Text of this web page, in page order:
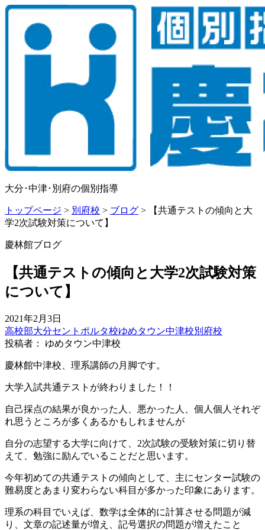
大分･中津･別府の個別指導
トップページ > 別府校 > ブログ >
【共通テストの傾向と大
学2次試験対策について】
慶林館ブログ
【共通テストの傾向と大学2次試験対策
について】
2021年2月3日
高校部大分セントポルタ校ゆめタウン中津校別府校
投稿者： ゆめタウン中津校
慶林館中津校、理系講師の月脚です。
大学入試共通テストが終わりました！！
自己採点の結果が良かった人、悪かった人、個人個人それぞ
れ思うところが多くあるかもしれませんが
自分の志望する大学に向けて、2次試験の受験対策に切り替
えて、勉強に励んでいることだと思います。
今年初めての共通テストの傾向として、主にセンター試験の
難易度とあまり変わらない科目が多かった印象にあります。
理系の科目でいえば、数学は全体的に計算させる問題が減
り、文章の記述量が増え、記号選択の問題が増えたこと